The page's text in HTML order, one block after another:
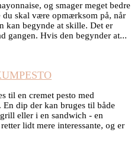
og smager meget bedre
du skal være opmærksom på, når
kan begynde at skille. Det er
gangen. Hvis den begynder at...
til en cremet pesto med
dip der kan bruges til både
eller i en sandwich - en
lidt mere interessante, og er